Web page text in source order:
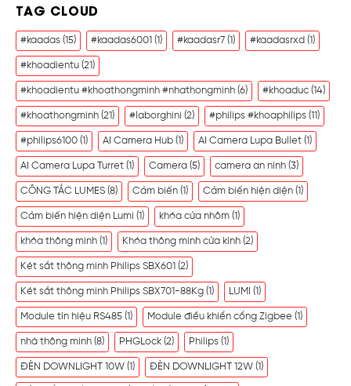
TAG CLOUD
#kaadas (15) #kaadas6001 (1) #kaadasr7 (1) #kaadasrxd (1)
#khoadientu (21)
#khoadientu #khoathongminh #nhathongminh (6) #khoaduc (14)
#khoathongminh (21) #laborghini (2) #philips #khoaphilips (11)
#philips6100 (1) AI Camera Hub (1) AI Camera Lupa Bullet (1)
AI Camera Lupa Turret (1) Camera (5) camera an ninh (3)
CÔNG TẮC LUMES (8) Cảm biến (1) Cảm biến hiện diện (1)
Cảm biến hiện diện Lumi (1) khóa cửa nhôm (1)
khóa thông minh (1) Khóa thông minh cửa kính (2)
Két sắt thông minh Philips SBX601 (2)
Két sắt thông minh Philips SBX701-88Kg (1) LUMI (1)
Module tín hiệu RS485 (1) Module điều khiển cổng Zigbee (1)
nhà thông minh (8) PHGLock (2) Philips (1)
ĐÈN DOWNLIGHT 10W (1) ĐÈN DOWNLIGHT 12W (1)